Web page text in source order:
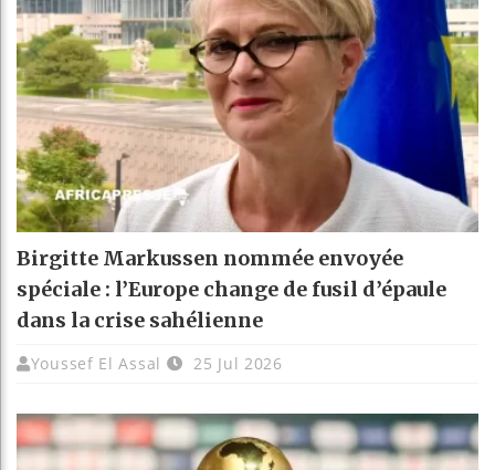
Birgitte Markussen nommée envoyée
spéciale : l’Europe change de fusil d’épaule
dans la crise sahélienne
Youssef El Assal 25 Jul 2026